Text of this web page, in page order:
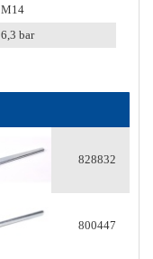
M14
6,3 bar
828832
800447